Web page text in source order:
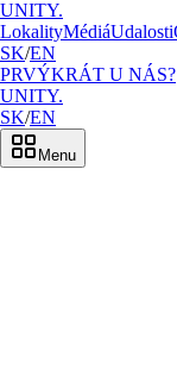
UNITY.
LokalityMédiáUdalosti
SK/EN
PRVÝKRÁT U NÁS?
UNITY.
SK/EN
Menu